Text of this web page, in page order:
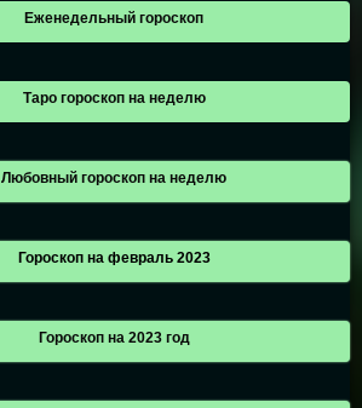
Еженедельный гороскоп
Таро гороскоп на неделю
Любовный гороскоп на неделю
Гороскоп на февраль 2023
Гороскоп на 2023 год